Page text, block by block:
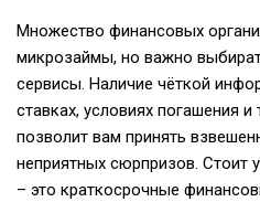
Множество финансовых
микрозаймы, но важно
сервисы. Наличие чёткой
ставках, условиях погашения
позволит вам принять
неприятных сюрпризов. Стоит
– это краткосрочные